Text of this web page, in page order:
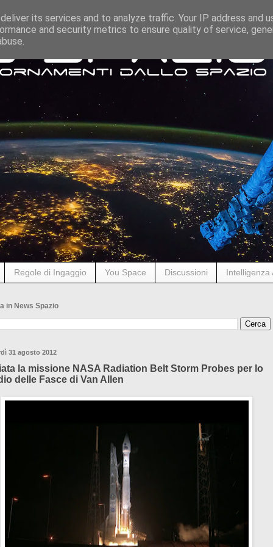
Regole di Ingaggio You Space Discussioni Intelligenza
in News Spazio
31 agosto 2012
la missione NASA Radiation Belt Storm Probes per lo
delle Fasce di Van Allen
its services and to analyze traffic. Your IP address and
and security metrics to ensure quality of service,